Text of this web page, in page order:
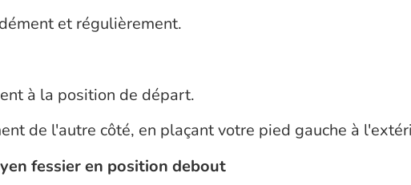
et régulièrement.
à la position de départ.
de l'autre côté, en plaçant votre pied gauche à
fessier en position debout